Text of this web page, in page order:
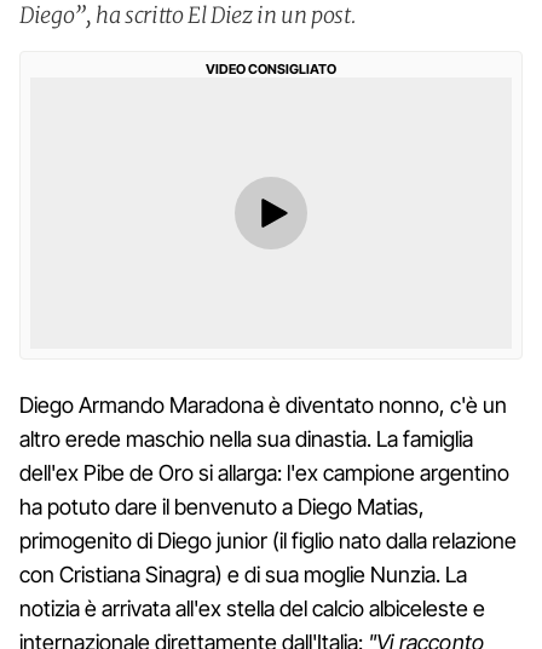
Diego”, ha scritto El Diez in un post.
VIDEO CONSIGLIATO
Diego Armando Maradona è diventato nonno, c'è un
altro erede maschio nella sua dinastia. La famiglia
dell'ex Pibe de Oro si allarga: l'ex campione argentino
ha potuto dare il benvenuto a Diego Matias,
primogenito di Diego junior (il figlio nato dalla relazione
con Cristiana Sinagra) e di sua moglie Nunzia. La
notizia è arrivata all'ex stella del calcio albiceleste e
internazionale direttamente dall'Italia: "Vi racconto